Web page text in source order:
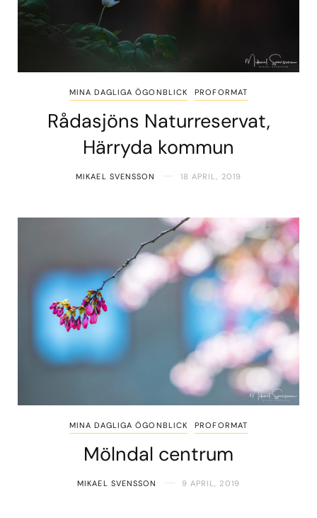
MINA DAGLIGA ÖGONBLICK PROFORMAT
Rådasjöns Naturreservat,
Härryda kommun
MIKAEL SVENSSON 18 APRIL, 2019
MINA DAGLIGA ÖGONBLICK PROFORMAT
Mölndal centrum
MIKAEL SVENSSON 9 APRIL, 2019